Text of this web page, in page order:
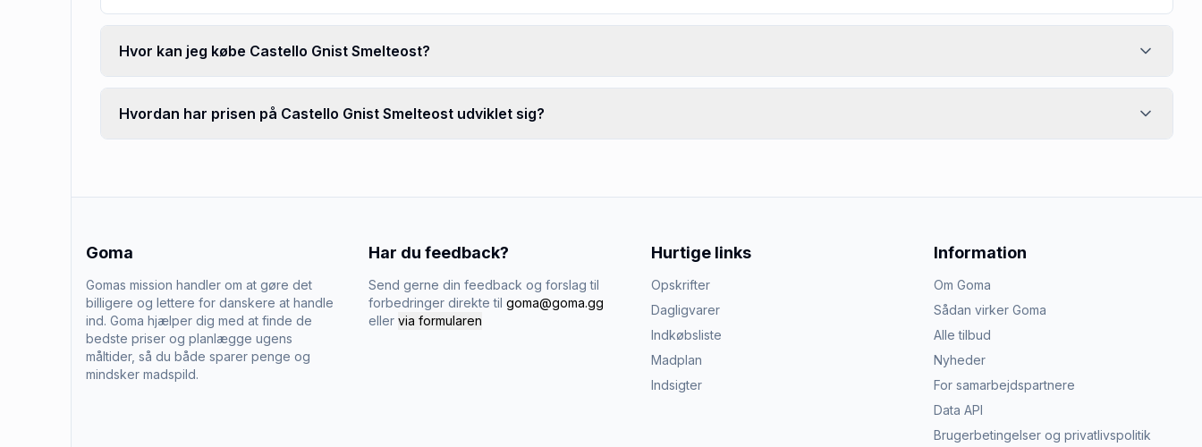
Hvor kan jeg købe Castello Gnist Smelteost?
Hvordan har prisen på Castello Gnist Smelteost udviklet sig?
Goma
Gomas mission handler om at gøre det
billigere og lettere for danskere at handle
ind. Goma hjælper dig med at finde de
bedste priser og planlægge ugens
måltider, så du både sparer penge og
mindsker madspild.
Har du feedback?
Send gerne din feedback og forslag til
forbedringer direkte til goma@goma.gg
eller via formularen
Hurtige links
Opskrifter
Dagligvarer
Indkøbsliste
Madplan
Indsigter
Information
Om Goma
Sådan virker Goma
Alle tilbud
Nyheder
For samarbejdspartnere
Data API
Brugerbetingelser og privatlivspolitik